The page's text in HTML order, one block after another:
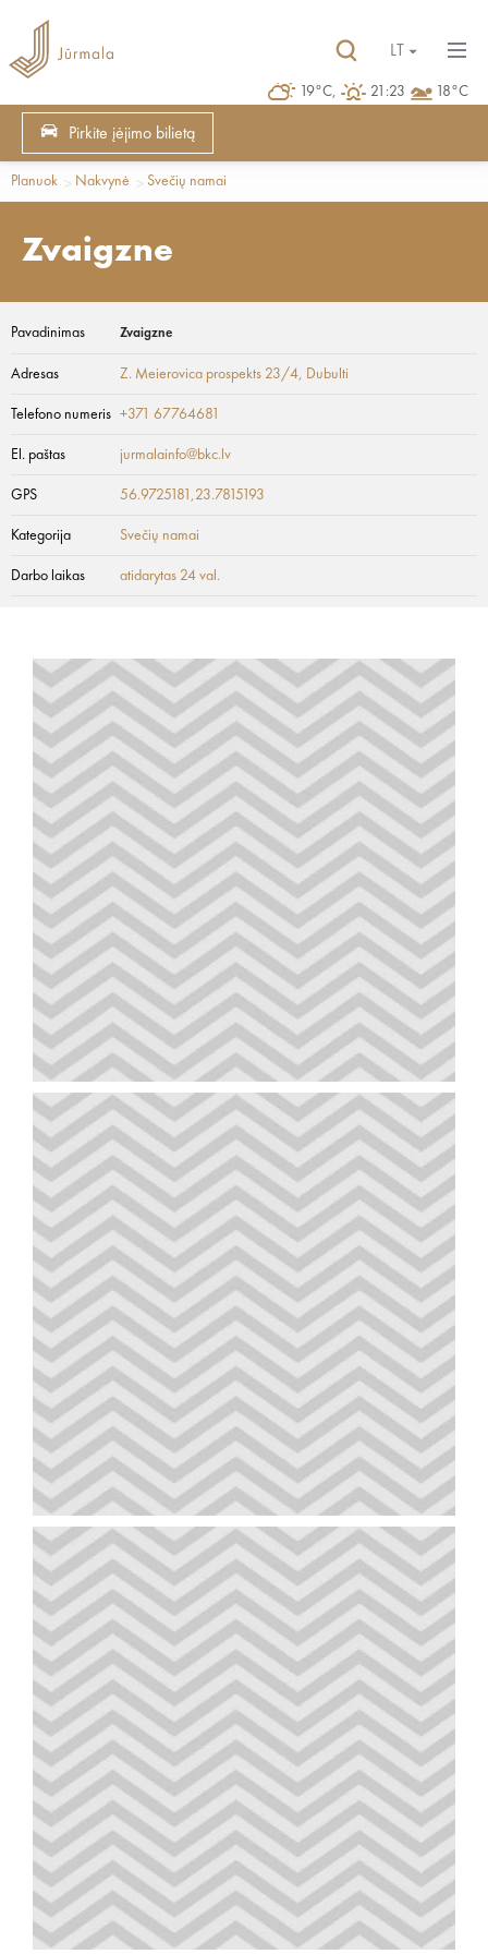
19°C, 21:23 18°C
LT
Pirkite įėjimo bilietą
Planuok Nakvynė Svečių namai
Zvaigzne
Pavadinimas Zvaigzne
Adresas Z. Meierovica prospekts 23/4, Dubulti
Telefono numeris +371 67764681
El. paštas jurmalainfo@bkc.lv
GPS 56.9725181,23.7815193
Kategorija Svečių namai
Darbo laikas atidarytas 24 val.